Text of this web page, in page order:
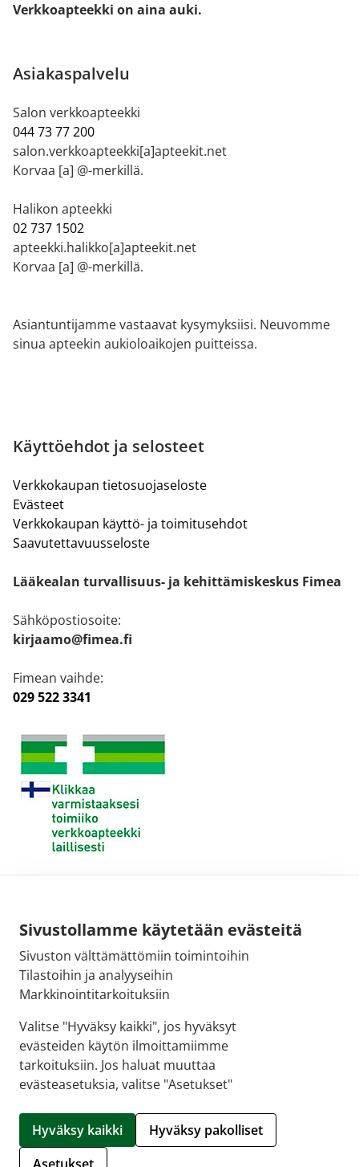
Sivustollamme käytetään evästeitä
Sivuston välttämättömiin toimintoihin
Tilastoihin ja analyyseihin
Markkinointitarkoituksiin
Valitse "Hyväksy kaikki", jos hyväksyt
evästeiden käytön ilmoittamiimme
tarkoituksiin. Jos haluat muuttaa
evästeasetuksia, valitse "Asetukset"
Hyväksy kaikki
Hyväksy pakolliset
Verkkoapteekki on aina auki.
Asiakaspalvelu
Salon verkkoapteekki
044 73 77 200
salon.verkkoapteekki[a]apteekit.net
Korvaa [a] @-merkillä.
Halikon apteekki
02 737 1502
apteekki.halikko[a]apteekit.net
Korvaa [a] @-merkillä.
Asiantuntijamme vastaavat kysymyksiisi. Neuvomme
sinua apteekin aukioloaikojen puitteissa.
Käyttöehdot ja selosteet
Verkkokaupan tietosuojaseloste
Evästeet
Verkkokaupan käyttö- ja toimitusehdot
Saavutettavuusseloste
Lääkealan turvallisuus- ja kehittämiskeskus Fimea
Sähköpostiosoite:
kirjaamo@fimea.fi
Fimean vaihde:
029 522 3341
Hallitse evästeitä